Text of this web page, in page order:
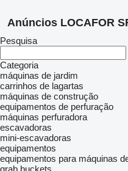
Anúncios LOCAFOR
Pesquisa
Categoria
máquinas de jardim
carrinhos de lagartas
máquinas de construção
equipamentos de perfuração
máquinas perfuradora
escavadoras
mini-escavadoras
equipamentos
equipamentos para máquinas
grab buckets